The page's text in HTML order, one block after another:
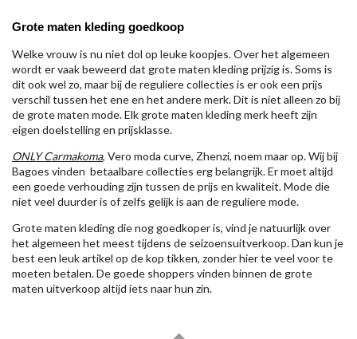
Grote maten kleding goedkoop
Welke vrouw is nu niet dol op leuke koopjes. Over het algemeen
wordt er vaak beweerd dat grote maten kleding prijzig is. Soms is
dit ook wel zo, maar bij de reguliere collecties is er ook een prijs
verschil tussen het ene en het andere merk. Dit is niet alleen zo bij
de grote maten mode. Elk grote maten kleding merk heeft zijn
eigen doelstelling en prijsklasse.
ONLY Carmakoma, Vero moda curve, Zhenzi, noem maar op. Wij bij
Bagoes vinden betaalbare collecties erg belangrijk. Er moet altijd
een goede verhouding zijn tussen de prijs en kwaliteit. Mode die
niet veel duurder is of zelfs gelijk is aan de reguliere mode.
Grote maten kleding die nog goedkoper is, vind je natuurlijk over
het algemeen het meest tijdens de seizoensuitverkoop. Dan kun je
best een leuk artikel op de kop tikken, zonder hier te veel voor te
moeten betalen. De goede shoppers vinden binnen de grote
maten uitverkoop altijd iets naar hun zin.